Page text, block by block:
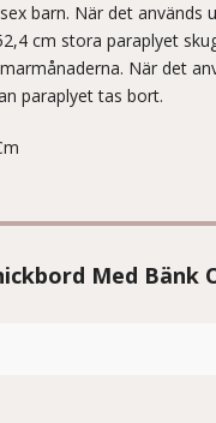
barn. När det används
cm stora paraplyet
När det
paraplyet tas bort.
Med Bänk